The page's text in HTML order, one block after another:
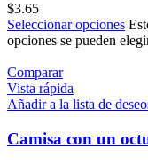
$3.65
Seleccionar opciones
opciones se pueden
Comparar
Vista rápida
Añadir a la lista de
Camisa con un